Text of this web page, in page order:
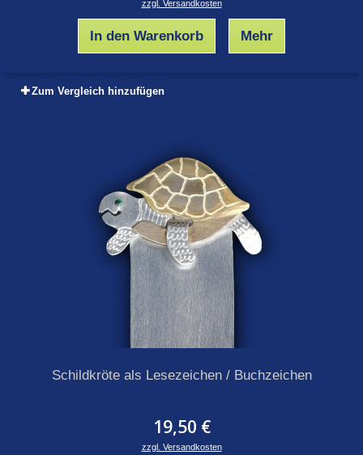
zzgl. Versandkosten
In den Warenkorb Mehr
Zum Vergleich hinzufügen
Schildkröte als Lesezeichen / Buchzeichen
19,50 €
zzgl. Versandkosten